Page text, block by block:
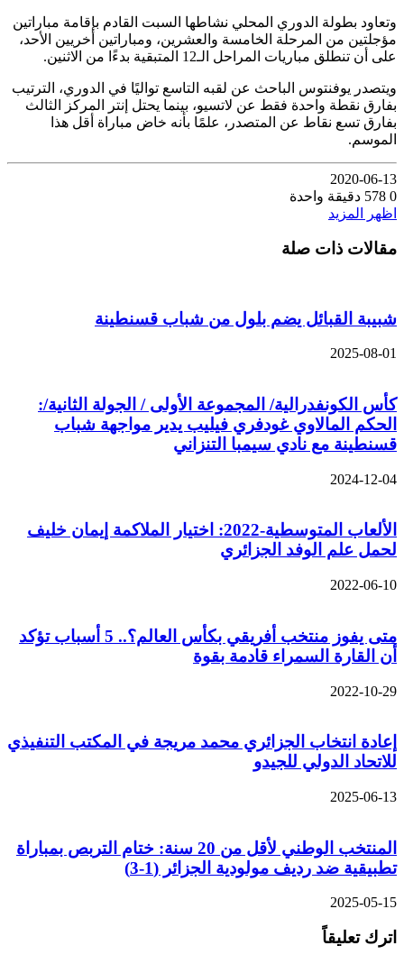
وتعاود بطولة الدوري المحلي نشاطها السبت القادم بإقامة مباراتين
مؤجلتين من المرحلة الخامسة والعشرين، ومباراتين أخريين الأحد،
على أن تنطلق مباريات المراحل الـ12 المتبقية بدءًا من الاثنين.
ويتصدر يوفنتوس الباحث عن لقبه التاسع تواليًا في الدوري، الترتيب
بفارق نقطة واحدة فقط عن لاتسيو، بينما يحتل إنتر المركز الثالث
بفارق تسع نقاط عن المتصدر، علمًا بأنه خاض مباراة أقل هذا
الموسم.
2020-06-13
0
دقيقة واحدة
اظهر المزيد
مقالات ذات صلة
شبيبة القبائل يضم بلول من شباب قسنطينة
2025-08-01
كأس الكونفدرالية/ المجموعة الأولى / الجولة الثانية/:
الحكم المالاوي غودفري فيليب يدير مواجهة شباب
قسنطينة مع نادي سيمبا التنزاني
2024-12-04
الألعاب المتوسطية-2022: اختيار الملاكمة إيمان خليف
لحمل علم الوفد الجزائري
2022-06-10
متى يفوز منتخب أفريقي بكأس العالم؟.. 5 أسباب تؤكد
أن القارة السمراء قادمة بقوة
2022-10-29
إعادة انتخاب الجزائري محمد مريجة في المكتب التنفيذي
للاتحاد الدولي للجيدو
2025-06-13
المنتخب الوطني لأقل من 20 سنة: ختام التربص بمباراة
تطبيقية ضد رديف مولودية الجزائر (1-3)
2025-05-15
اترك تعليقاً